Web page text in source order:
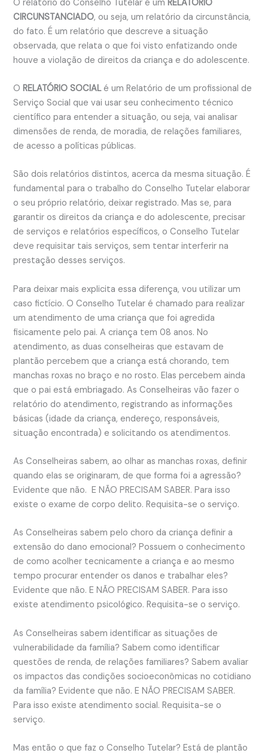
O relatório do Conselho Tutelar é um RELATÓRIO
CIRCUNSTANCIADO, ou seja, um relatório da circunstância,
do fato. É um relatório que descreve a situação
observada, que relata o que foi visto enfatizando onde
houve a violação de direitos da criança e do adolescente.
ORELATÓRIO SOCIALé um Relatório de um profissional de
Serviço Social que vai usar seu conhecimento técnico
científico para entender a situação, ou seja, vai analisar
dimensões de renda, de moradia, de relações familiares,
de acesso a políticas públicas.
São dois relatórios distintos, acerca da mesma situação. É
fundamental para o trabalho do Conselho Tutelar elaborar
o seu próprio relatório, deixar registrado. Mas se, para
garantir os direitos da criança e do adolescente, precisar
de serviços e relatórios específicos, o Conselho Tutelar
deve requisitar tais serviços, sem tentar interferir na
prestação desses serviços.
Para deixar mais explicita essa diferença, vou utilizar um
caso fictício. O Conselho Tutelar é chamado para realizar
um atendimento de uma criança que foi agredida
fisicamente pelo pai. A criança tem 08 anos. No
atendimento, as duas conselheiras que estavam de
plantão percebem que a criança está chorando, tem
manchas roxas no braço e no rosto. Elas percebem ainda
que o pai está embriagado. As Conselheiras vão fazer o
relatório do atendimento, registrando as informações
básicas (idade da criança, endereço, responsáveis,
situação encontrada) e solicitando os atendimentos.
As Conselheiras sabem, ao olhar as manchas roxas, definir
quando elas se originaram, de que forma foi a agressão?
Evidente que não. E NÃO PRECISAM SABER. Para isso
existe o exame de corpo delito. Requisita-se o serviço.
As Conselheiras sabem pelo choro da criança definir a
extensão do dano emocional? Possuem o conhecimento
de como acolher tecnicamente a criança e ao mesmo
tempo procurar entender os danos e trabalhar eles?
Evidente que não. E NÃO PRECISAM SABER. Para isso
existe atendimento psicológico. Requisita-se o serviço.
As Conselheiras sabem identificar as situações de
vulnerabilidade da família? Sabem como identificar
questões de renda, de relações familiares? Sabem avaliar
os impactos das condições socioeconômicas no cotidiano
da família? Evidente que não. E NÃO PRECISAM SABER.
Para isso existe atendimento social. Requisita-se o
serviço.
Mas então o que faz o Conselho Tutelar? Está de plantão